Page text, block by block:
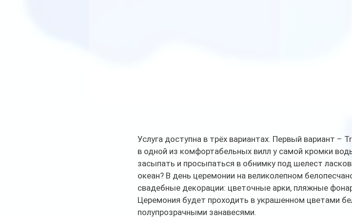
Услуга доступна в трёх вариантах. Первый вариант –
в одной из комфортабельных вилл у самой кромки
засыпать и просыпаться в обнимку под шелест
океан? В день церемонии на великолепном
свадебные декорации: цветочные арки, пляжные
Церемония будет проходить в украшенном цветами
полупрозрачными занавесями.